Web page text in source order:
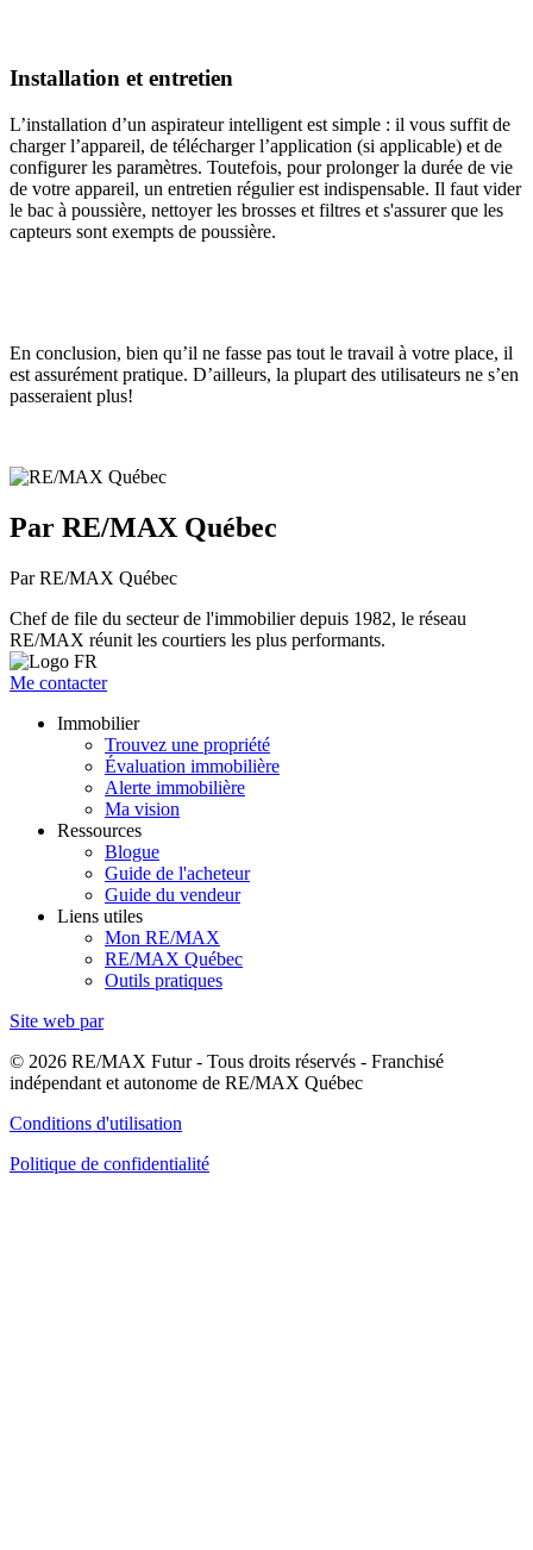
Installation et entretien
L’installation d’un aspirateur intelligent est simple : il vous suffit de
charger l’appareil, de télécharger l’application (si applicable) et de
configurer les paramètres. Toutefois, pour prolonger la durée de vie
de votre appareil, un entretien régulier est indispensable. Il faut vider
le bac à poussière, nettoyer les brosses et filtres et s'assurer que les
capteurs sont exempts de poussière.
En conclusion, bien qu’il ne fasse pas tout le travail à votre place, il
est assurément pratique. D’ailleurs, la plupart des utilisateurs ne s’en
passeraient plus!
Par RE/MAX Québec
Par RE/MAX Québec
Chef de file du secteur de l'immobilier depuis 1982, le réseau
RE/MAX réunit les courtiers les plus performants.
Me contacter
Immobilier
Trouvez une propriété
Évaluation immobilière
Alerte immobilière
Ma vision
Ressources
Blogue
Guide de l'acheteur
Guide du vendeur
Liens utiles
Mon RE/MAX
RE/MAX Québec
Outils pratiques
Site web par
© 2026 RE/MAX Futur - Tous droits réservés - Franchisé
indépendant et autonome de RE/MAX Québec
Conditions d'utilisation
Politique de confidentialité